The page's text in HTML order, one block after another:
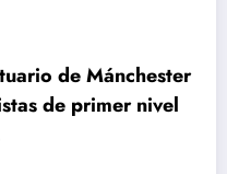
de Mánchester
de primer nivel